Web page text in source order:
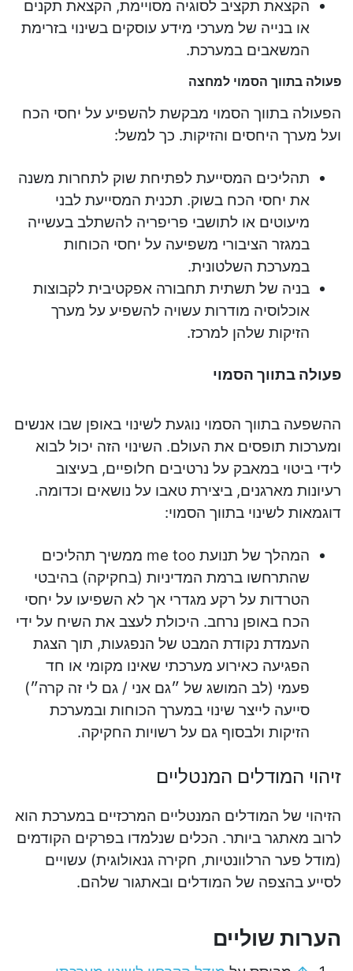
הקצאת תקציב לסוגיה מסויימת, הקצאת תקנים
או בנייה של מערכי מידע עוסקים בשינוי בזרימת
המשאבים במערכת.
פעולה בתווך הסמוי למחצה
הפעולה בתווך הסמוי מבקשת להשפיע על יחסי הכח
ועל מערך היחסים והזיקות. כך למשל:
תהליכים המסייעת לפתיחת שוק לתחרות משנה
את יחסי הכח בשוק. תכנית המסייעת לבני
מיעוטים או לתושבי פריפריה להשתלב בעשייה
במגזר הציבורי משפיעה על יחסי הכוחות
במערכת השלטונית.
בניה של תשתית תחבורה אפקטיבית לקבוצות
אוכלוסיה מודרות עשויה להשפיע על מערך
הזיקות שלהן למרכז.
פעולה בתווך הסמוי
ההשפעה בתווך הסמוי נוגעת לשינוי באופן שבו אנשים
ומערכות תופסים את העולם. השינוי הזה יכול לבוא
לידי ביטוי במאבק על נרטיבים חלופיים, בעיצוב
רעיונות מארגנים, ביצירת טאבו על נושאים וכדומה.
דוגמאות לשינוי בתווך הסמוי:
המהלך של תנועת me too ממשיך תהליכים
שהתרחשו ברמת המדיניות (בחקיקה) בהיבטי
הטרדות על רקע מגדרי אך לא השפיעו על יחסי
הכח באופן נרחב. היכולת לעצב את השיח על ידי
העמדת נקודת המבט של הנפגעות, תוך הצגת
הפגיעה כאירוע מערכתי שאינו מקומי או חד
פעמי (לב המושג של ״גם אני / גם לי זה קרה״)
סייעה לייצר שינוי במערך הכוחות ובמערכת
הזיקות ולבסוף גם על רשויות החקיקה.
זיהוי המודלים המנטליים
הזיהוי של המודלים המנטליים המרכזיים במערכת הוא
לרוב מאתגר ביותר. הכלים שנלמדו בפרקים הקודמים
(מודל פער הרלוונטיות, חקירה גנאולוגית) עשויים
לסייע בהצפה של המודלים ובאתגור שלהם.
הערות שוליים